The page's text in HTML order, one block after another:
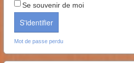
Se souvenir de moi
S'identifier
Mot de passe perdu